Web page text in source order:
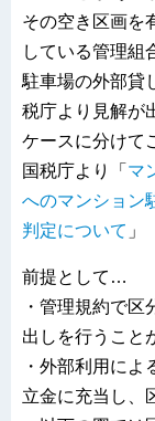
その空き区画を
している管理組
駐車場の外部貸
税庁より見解が
ケースに分けて
国税庁より「 マ
へのマンション
判定について 」
前提として…
・管理規約で
出しを行うこと
・外部利用に
立金に充当し、